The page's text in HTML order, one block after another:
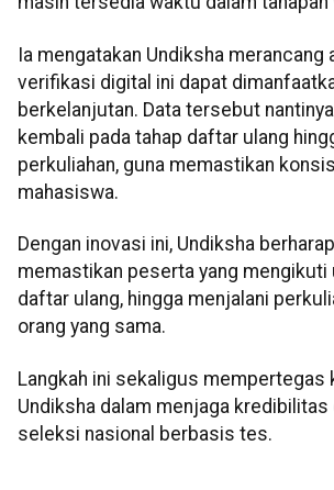
Ia mengatakan Undiksha merancang
verifikasi digital ini dapat
berkelanjutan. Data tersebut
kembali pada tahap daftar ulang
perkuliahan, guna memastikan
mahasiswa.
Dengan inovasi ini, Undiksha
memastikan peserta yang mengikuti
daftar ulang, hingga menjalani
orang yang sama.
Langkah ini sekaligus mempertegas
Undiksha dalam menjaga
seleksi nasional berbasis tes.